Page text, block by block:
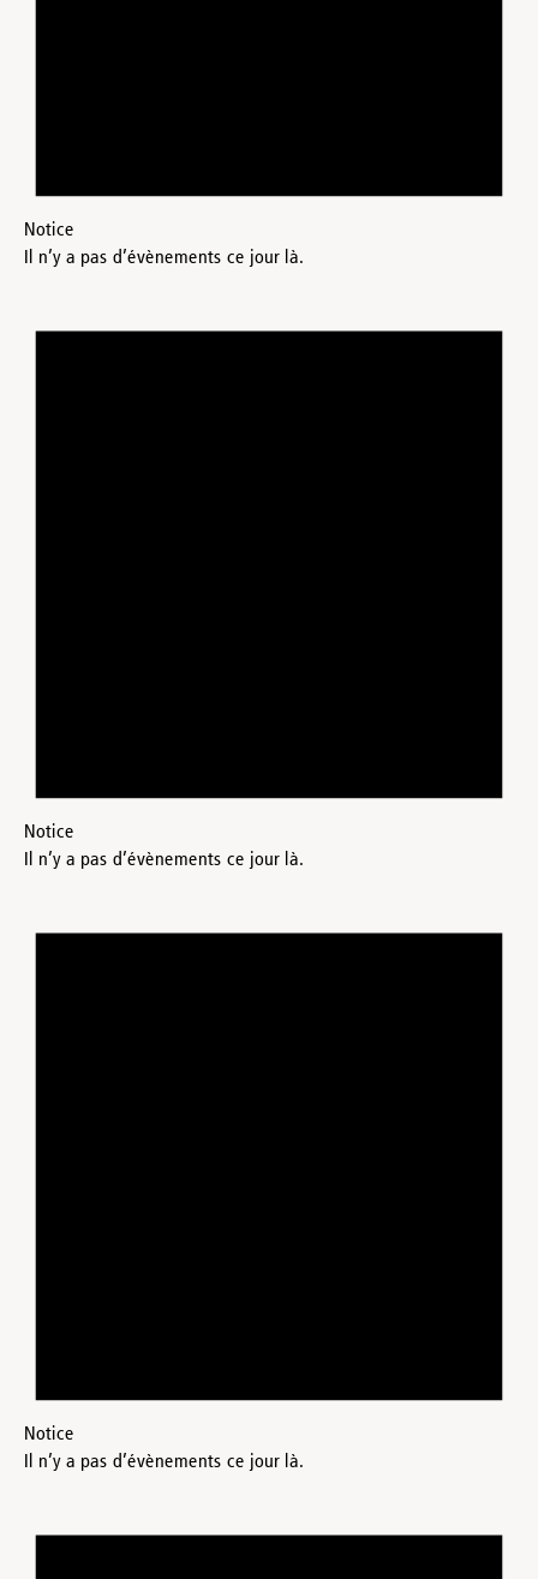
Notice
Il n’y a pas d’évènements ce jour là.
Notice
Il n’y a pas d’évènements ce jour là.
Notice
Il n’y a pas d’évènements ce jour là.